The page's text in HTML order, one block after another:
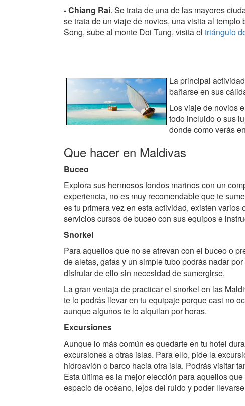
- Chiang Rai. Se trata de una de las mayores
se trata de un viaje de novios, una visita al
Song, sube al monte Doi Tung, visita el triángulo
La principal
bañarse en sus
Los viaje de novios
todo incluido o sus
donde como verás
Que hacer en Maldivas
Buceo
Explora sus hermosos fondos marinos con un
experiencia, no es muy recomendable que te
es tu primera vez en esta actividad, existen
servicios cursos de buceo con sus equipos e
Snorkel
Para aquellos que no se atrevan con el buceo o
de aletas, gafas y un simple tubo podrás nadar
disfrutar de ello sin necesidad de sumergirse.
La gran ventaja de practicar el snorkel en las
te lo podrás llevar en tu equipaje porque casi no
aunque algunos te lo alquilan por horas.
Excursiones
Aunque lo más común es quedarte en tu hotel
excursiones a otras islas. Para ello, pide la
hidroavión o barco hacia otra isla. Podrás visitar
Esta última es la mejor elección para aquellos
espacio de océano, lejos del ruido y poder